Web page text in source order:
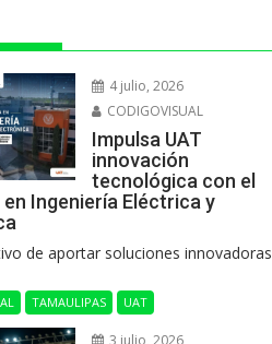
4 julio, 2026
CODIGOVISUAL
Impulsa UAT
innovación
tecnológica con el
Ingeniería Eléctrica y
de aportar soluciones innovadoras
TAMAULIPAS UAT
3 julio, 2026